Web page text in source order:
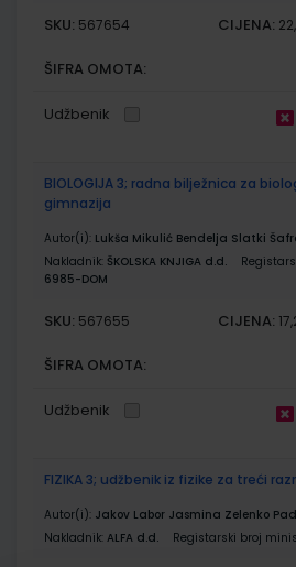
SKU: 567654 CIJENA:
ŠIFRA OMOTA:
Udžbenik
BIOLOGIJA 3; radna bilježnica za
gimnazija
Autor(i): Lukša Mikulić Bendelja Slatki
Nakladnik: ŠKOLSKA KNJIGA d.d.
6985-DOM
SKU: 567655 CIJENA:
ŠIFRA OMOTA:
Udžbenik
FIZIKA 3; udžbenik iz fizike za treći
Autor(i): Jakov Labor Jasmina Zelenko
Nakladnik: ALFA d.d. Registarski broj